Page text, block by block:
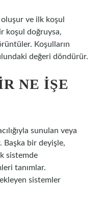
ve ilk koşul
koşul doğruysa,
Koşulların
değeri döndürür.
NE IŞE
sunulan veya
Başka bir deyişle,
sistemde
tanımlar.
sistemler